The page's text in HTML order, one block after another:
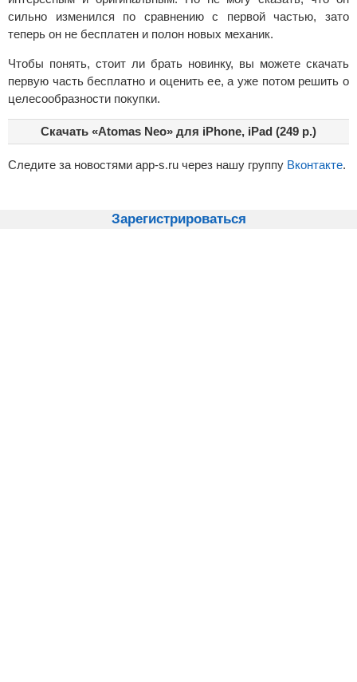
сильно изменился по сравнению с первой частью, зато
теперь он не бесплатен и полон новых механик.
Чтобы понять, стоит ли брать новинку, вы можете скачать
первую часть бесплатно и оценить ее, а уже потом решить о
целесообразности покупки.
Скачать «Atomas Neo» для iPhone, iPad (249 р.)
Следите за новостями app-s.ru через нашу группу Вконтакте.
Зарегистрироваться